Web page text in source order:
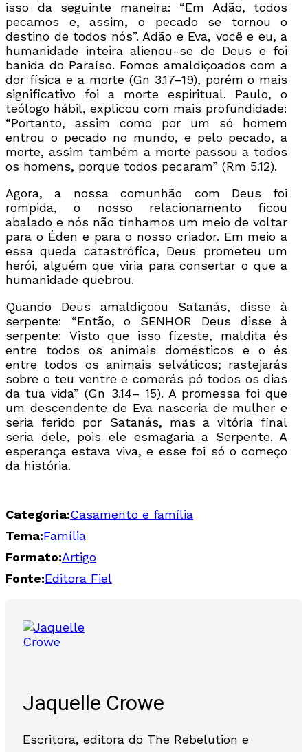
isso da seguinte maneira: “Em Adão, todos
pecamos e, assim, o pecado se tornou o
destino de todos nós”. Adão e Eva, você e eu, a
humanidade inteira alienou-se de Deus e foi
banida do Paraíso. Fomos amaldiçoados com a
dor física e a morte (Gn 3.17–19), porém o mais
significativo foi a morte espiritual. Paulo, o
teólogo hábil, explicou com mais profundidade:
“Portanto, assim como por um só homem
entrou o pecado no mundo, e pelo pecado, a
morte, assim também a morte passou a todos
os homens, porque todos pecaram” (Rm 5.12).
Agora, a nossa comunhão com Deus foi
rompida, o nosso relacionamento ficou
abalado e nós não tínhamos um meio de voltar
para o Éden e para o nosso criador. Em meio a
essa queda catastrófica, Deus prometeu um
herói, alguém que viria para consertar o que a
humanidade quebrou.
Quando Deus amaldiçoou Satanás, disse à
serpente: “Então, o SENHOR Deus disse à
serpente: Visto que isso fizeste, maldita és
entre todos os animais domésticos e o és
entre todos os animais selváticos; rastejarás
sobre o teu ventre e comerás pó todos os dias
da tua vida” (Gn 3.14– 15). A promessa foi que
um descendente de Eva nasceria de mulher e
seria ferido por Satanás, mas a vitória final
seria dele, pois ele esmagaria a Serpente. A
esperança estava viva, e esse foi só o começo
da história.
Categoria:Casamento e família
Tema:Família
Formato:Artigo
Fonte:Editora Fiel
Jaquelle Crowe
Escritora, editora do The Rebelution e